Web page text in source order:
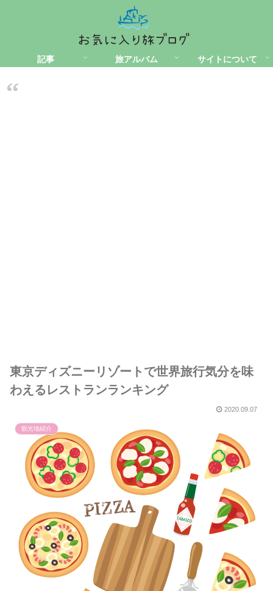
記事 旅アルバム サイトについて
東京ディズニーリゾートで世界旅行気分を味
わえるレストランランキング
2020.09.07
観光地紹介